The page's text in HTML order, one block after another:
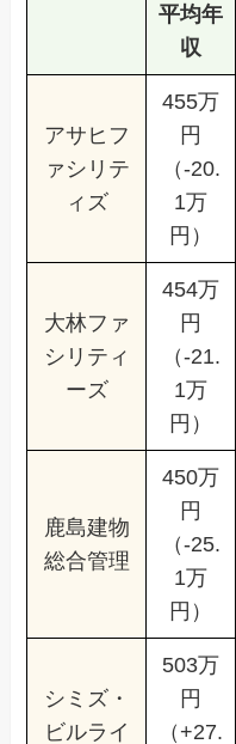
平均年
収
アサヒフ
ァシリテ
ィズ
455万
円
（-20.
1万
円）
大林ファ
シリティ
ーズ
454万
円
（-21.
1万
円）
鹿島建物
総合管理
450万
円
（-25.
1万
円）
シミズ・
ビルライ
503万
円
（+27.